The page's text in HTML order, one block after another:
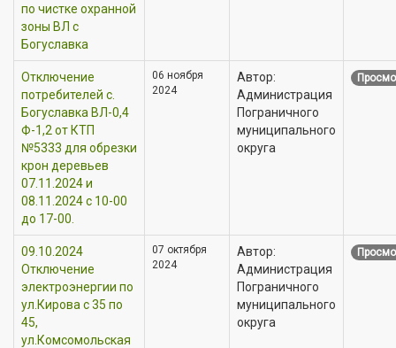
по чистке охранной
зоны ВЛ с
Богуславка
Отключение
потребителей с.
Богуславка ВЛ-0,4
Ф-1,2 от КТП
№5333 для обрезки
крон деревьев
07.11.2024 и
08.11.2024 с 10-00
до 17-00.
06 ноября
2024
Автор:
Администрация
Пограничного
муниципального
округа
09.10.2024
Отключение
электроэнергии по
ул.Кирова с 35 по
45,
ул.Комсомольская
07 октября
2024
Автор:
Администрация
Пограничного
муниципального
округа